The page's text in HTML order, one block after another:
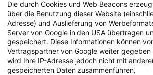
Die durch Cookies und Web Beacons
über die Benutzung dieser Website
Adresse) und Auslieferung von
Server von Google in den USA übertragen
gespeichert. Diese Informationen können
Vertragspartner von Google weiter gegeben
wird Ihre IP-Adresse jedoch nicht mit
gespeicherten Daten zusammenführen.